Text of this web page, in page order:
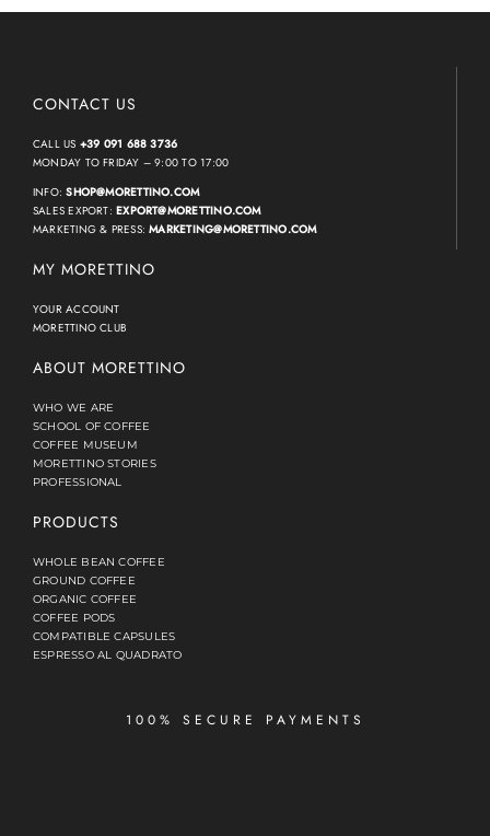
CONTACT US
CALL US +39 091 688 3736
MONDAY TO FRIDAY – 9:00 TO 17:00
INFO:SHOP@MORETTINO.COM
SALES EXPORT:EXPORT@MORETTINO.COM
MARKETING & PRESS:MARKETING@MORETTINO.COM
MY MORETTINO
YOUR ACCOUNT
MORETTINO CLUB
ABOUT MORETTINO
WHO WE ARE
SCHOOL OF COFFEE
COFFEE MUSEUM
MORETTINO STORIES
PROFESSIONAL
PRODUCTS
WHOLE BEAN COFFEE
GROUND COFFEE
ORGANIC COFFEE
COFFEE PODS
COMPATIBLE CAPSULES
ESPRESSO AL QUADRATO
100% SECURE PAYMENTS